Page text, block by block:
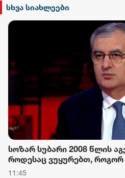
სხვა სიახლეები
სოზარ სუბარი 2008 წლის
როდესაც ვუყურებთ, როგორ
საქართველოში მოქმედი
11:45